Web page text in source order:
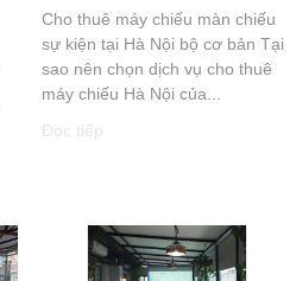
Cho thuê máy chiếu màn chiếu
sự kiện tại Hà Nội bộ cơ bản Tại
sao nên chọn dịch vụ cho thuê
máy chiếu Hà Nội của...
Đọc tiếp